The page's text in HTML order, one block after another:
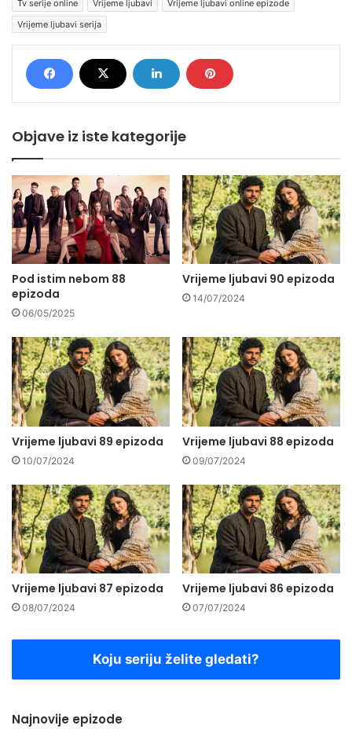
Tv serije online Vrijeme ljubavi
Vrijeme ljubavi online epizode
Vrijeme ljubavi serija
Objave iz iste kategorije
Pod istim nebom 88
epizoda
06/05/2025
Vrijeme ljubavi 90 epizoda
14/07/2024
Vrijeme ljubavi 89 epizoda
10/07/2024
Vrijeme ljubavi 88 epizoda
09/07/2024
Vrijeme ljubavi 87 epizoda
08/07/2024
Vrijeme ljubavi 86 epizoda
07/07/2024
Koju seriju želite gledati?
Najnovije epizode